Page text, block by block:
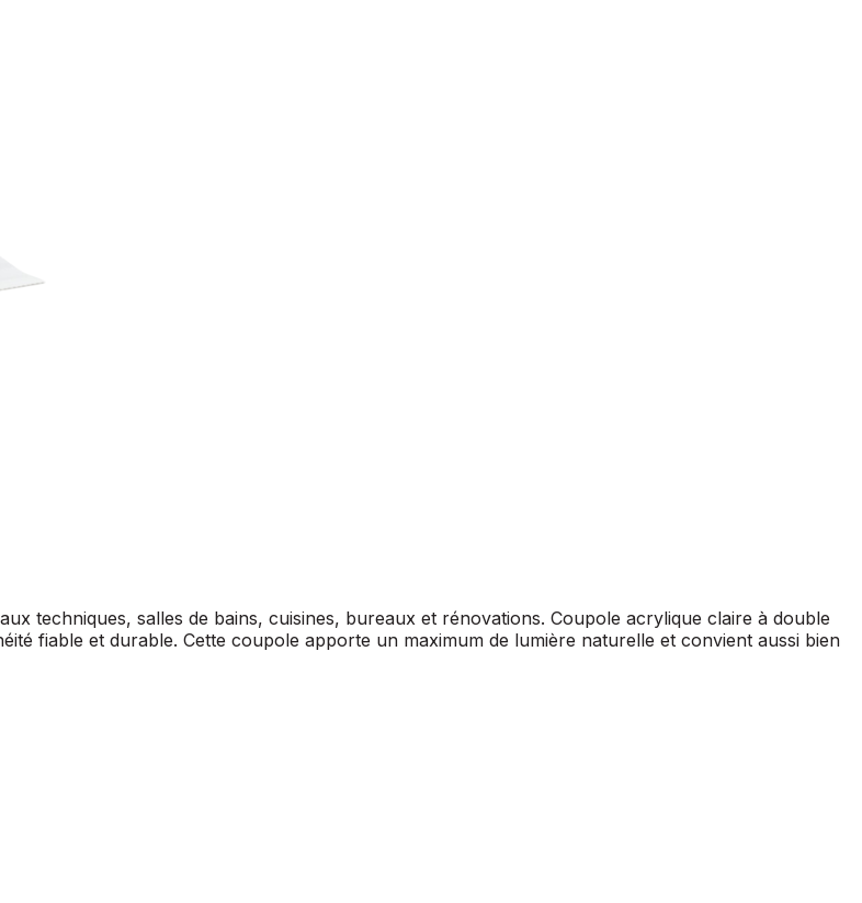
techniques, salles de bains, cuisines, bureaux et rénovations. Coupole acrylique claire à double
fiable et durable. Cette coupole apporte un maximum de lumière naturelle et convient aussi bien